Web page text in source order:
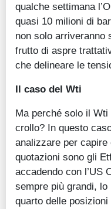
qualche settimana
quasi 10 milioni di
non solo arriveranno
frutto di aspre
che delineare le
Il caso del Wti
Ma perché solo il
crollo? In questo
analizzare per
quotazioni sono gli
accadendo con l’US
sempre più grandi,
quarto delle